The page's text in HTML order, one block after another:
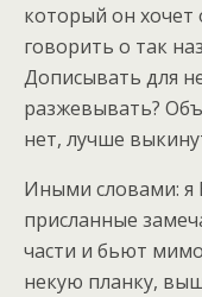
который он хочет
говорить о так
Дописывать для
разжевывать?
нет, лучше
Иными словами: я
присланные
части и бьют
некую планку,